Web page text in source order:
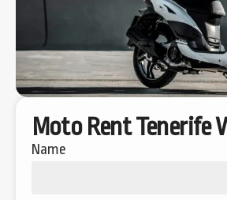
Moto Rent Tenerife
Name